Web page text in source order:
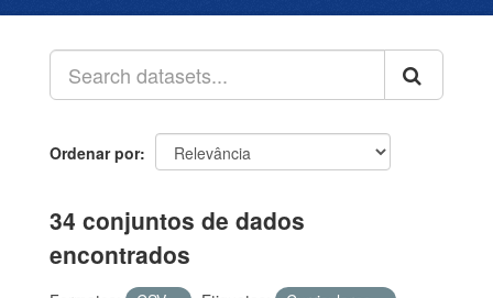
Ordenar por
34 conjuntos de dados
encontrados